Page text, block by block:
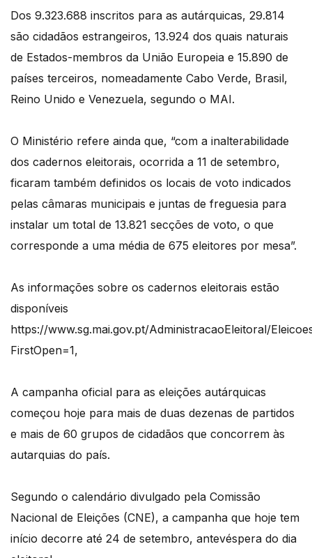
Dos 9.323.688 inscritos para as autárquicas, 29.814
são cidadãos estrangeiros, 13.924 dos quais naturais
de Estados-membros da União Europeia e 15.890 de
países terceiros, nomeadamente Cabo Verde, Brasil,
Reino Unido e Venezuela, segundo o MAI.
O Ministério refere ainda que, “com a inalterabilidade
dos cadernos eleitorais, ocorrida a 11 de setembro,
ficaram também definidos os locais de voto indicados
pelas câmaras municipais e juntas de freguesia para
instalar um total de 13.821 secções de voto, o que
corresponde a uma média de 675 eleitores por mesa”.
As informações sobre os cadernos eleitorais estão
disponíveis
https://www.sg.mai.gov.pt/AdministracaoEleitoral/
FirstOpen=1,
A campanha oficial para as eleições autárquicas
começou hoje para mais de duas dezenas de partidos
e mais de 60 grupos de cidadãos que concorrem às
autarquias do país.
Segundo o calendário divulgado pela Comissão
Nacional de Eleições (CNE), a campanha que hoje tem
início decorre até 24 de setembro, antevéspera do dia